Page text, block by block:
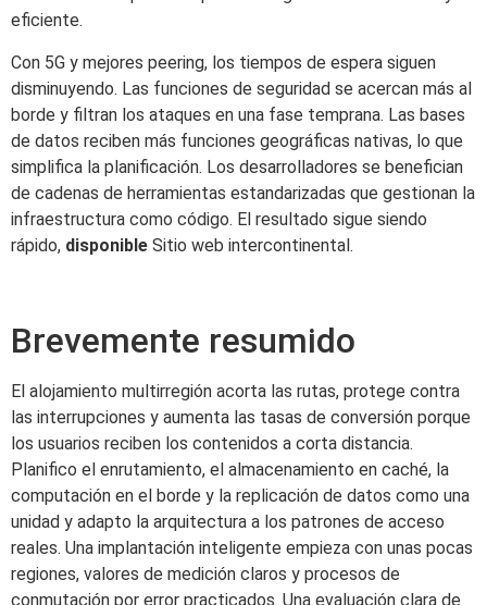
eficiente.
Con 5G y mejores peering, los tiempos de espera siguen
disminuyendo. Las funciones de seguridad se acercan más al
borde y filtran los ataques en una fase temprana. Las bases
de datos reciben más funciones geográficas nativas, lo que
simplifica la planificación. Los desarrolladores se benefician
de cadenas de herramientas estandarizadas que gestionan la
infraestructura como código. El resultado sigue siendo
rápido, disponible Sitio web intercontinental.
Brevemente resumido
El alojamiento multirregión acorta las rutas, protege contra
las interrupciones y aumenta las tasas de conversión porque
los usuarios reciben los contenidos a corta distancia.
Planifico el enrutamiento, el almacenamiento en caché, la
computación en el borde y la replicación de datos como una
unidad y adapto la arquitectura a los patrones de acceso
reales. Una implantación inteligente empieza con unas pocas
regiones, valores de medición claros y procesos de
conmutación por error practicados. Una evaluación clara de